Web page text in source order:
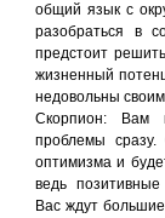
общий язык с
разобраться в
предстоит
жизненный
недовольны
Скорпион: Вам
проблемы
оптимизма и
ведь
Вас ждут